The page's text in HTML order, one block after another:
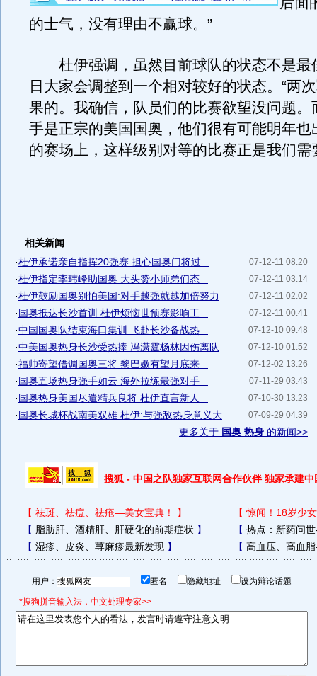
的士气，没有理由不赢球。”
杜伊强调，虽然目前球队的状态不是最
日大家会调整到一个相对较好的状态。“两
果的。我确信，队员们的比赛欲望没问题。
手是正宗的美国国奥，他们很有可能明年也
的赛场上，这样级别对等的比赛正是我们需
相关新闻
07-12-11 08:20
·杜伊承诺亲自指挥20强赛 担心国奥门将过...
07-12-11 03:14
·杜伊指定李玮峰助国奥 大头赞小师弟们态...
07-12-11 02:02
·杜伊鼓励国奥别怕美国:对手越强就越加倍努力
07-12-11 00:41
·国奥抵达长沙首训 杜伊烦恼世预赛影响工...
07-12-10 09:48
·中国国奥队结束海口集训 飞赴长沙备战热...
07-12-10 01:52
·中美国奥热身长沙受热捧 冯潇霆杨林因伤离队
07-12-02 13:26
·福帅寄望借调国奥三将 黎巴嫩有望月底来...
07-11-29 03:43
·国奥五场热身强手如云 海外拉练最强对手...
07-10-30 13:23
·国奥热身美国尽遣精兵良将 杜伊直言新人...
07-09-29 04:39
·国奥长城杯战南美双雄 杜伊:与强敌热身意义大
更多关于 国奥 热身 的新闻>>
搜狐 - 中国之队独家互联网合作伙伴 独家承建中
【 祛斑、祛痘、祛疮—美女宝典！ 】 【惊闻！18岁少
【 脂肪肝、酒精肝、肝硬化的前期症状 】 【 热点：新药问
【 湿疹、皮炎、荨麻疹最新发现】 【 高血压、高血
用户： 匿名 隐藏地址 设为辩论话题
*搜狗拼音输入法，中文处理专家>>